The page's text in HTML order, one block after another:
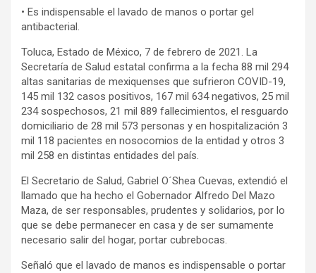
• Es indispensable el lavado de manos o portar gel
antibacterial.
Toluca, Estado de México, 7 de febrero de 2021. La
Secretaría de Salud estatal confirma a la fecha 88 mil 294
altas sanitarias de mexiquenses que sufrieron COVID-19,
145 mil 132 casos positivos, 167 mil 634 negativos, 25 mil
234 sospechosos, 21 mil 889 fallecimientos, el resguardo
domiciliario de 28 mil 573 personas y en hospitalización 3
mil 118 pacientes en nosocomios de la entidad y otros 3
mil 258 en distintas entidades del país.
El Secretario de Salud, Gabriel O´Shea Cuevas, extendió el
llamado que ha hecho el Gobernador Alfredo Del Mazo
Maza, de ser responsables, prudentes y solidarios, por lo
que se debe permanecer en casa y de ser sumamente
necesario salir del hogar, portar cubrebocas.
Señaló que el lavado de manos es indispensable o portar